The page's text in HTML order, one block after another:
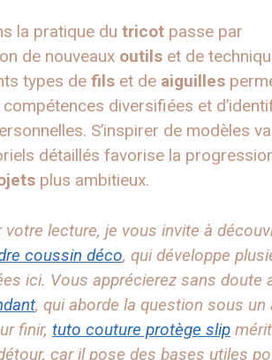
la pratique du tricot passe par
de nouveaux outils et de
types de fils et de aiguilles
compétences diversifiées et
S’inspirer de modèles
détaillés favorise la
plus ambitieux.
votre lecture, je vous invite à
coussin déco, qui développe
ici. Vous apprécierez sans doute
, qui aborde la question sous un
finir, tuto couture protège slip
car il pose des bases utiles